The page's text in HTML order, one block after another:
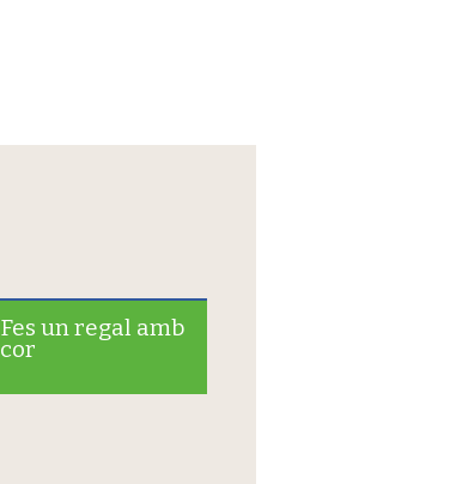
Fes un regal amb
cor